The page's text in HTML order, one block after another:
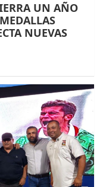
UN AÑO
NUEVAS